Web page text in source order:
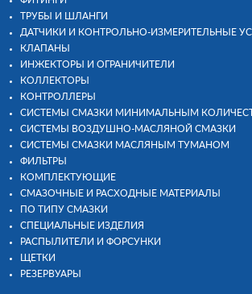
ТРУБЫ И ШЛАНГИ
ДАТЧИКИ И КОНТРОЛЬНО-ИЗМЕРИТЕЛЬНЫЕ
КЛАПАНЫ
ИНЖЕКТОРЫ И ОГРАНИЧИТЕЛИ
КОЛЛЕКТОРЫ
КОНТРОЛЛЕРЫ
СИСТЕМЫ СМАЗКИ МИНИМАЛЬНЫМ
СИСТЕМЫ ВОЗДУШНО-МАСЛЯНОЙ СМАЗКИ
СИСТЕМЫ СМАЗКИ МАСЛЯНЫМ ТУМАНОМ
ФИЛЬТРЫ
КОМПЛЕКТУЮЩИЕ
СМАЗОЧНЫЕ И РАСХОДНЫЕ МАТЕРИАЛЫ
ПО ТИПУ СМАЗКИ
СПЕЦИАЛЬНЫЕ ИЗДЕЛИЯ
РАСПЫЛИТЕЛИ И ФОРСУНКИ
ЩЕТКИ
РЕЗЕРВУАРЫ